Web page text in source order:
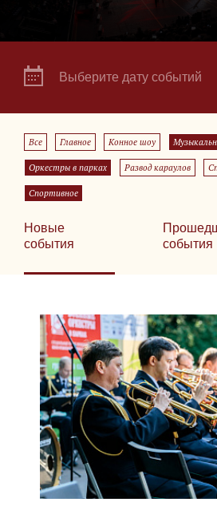
Выберите дату событий
Все Главное Конное шоу
Оркестры в парках Развод караулов
Спортивное
Новые
события
события